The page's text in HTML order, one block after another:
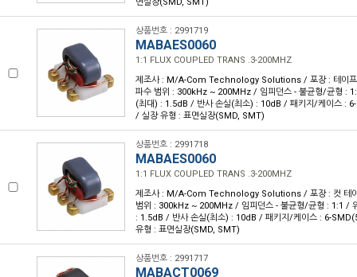
상품번호 : 2991719
MABAES0060
1:1 FLUX COUPLED TRANS .3-200MHZ
제조사 : M/A-Com Technology Solutions / 포장 : 테이
파수 범위 : 300kHz ~ 200MHz / 임피던스 - 불균형/균형 :
(최대) : 1.5dB / 반사 손실(최소) : 10dB / 패키지/케이스 :
/ 실장 유형 : 표면실장(SMD, SMT)
상품번호 : 2991718
MABAES0060
1:1 FLUX COUPLED TRANS .3-200MHZ
제조사 : M/A-Com Technology Solutions / 포장 : 컷 테
범위 : 300kHz ~ 200MHz / 임피던스 - 불균형/균형 : 1:1 /
: 1.5dB / 반사 손실(최소) : 10dB / 패키지/케이스 : 6-
유형 : 표면실장(SMD, SMT)
상품번호 : 2991717
MABACT0069